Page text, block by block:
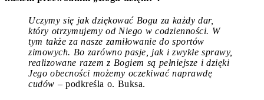
Uczymy się jak dziękować Bogu za każdy dar,
który otrzymujemy od Niego w codzienności. W
tym także za nasze zamiłowanie do sportów
zimowych. Bo zarówno pasje, jak i zwykłe sprawy,
realizowane razem z Bogiem są pełniejsze i dzięki
Jego obecności możemy oczekiwać naprawdę
cudów – podkreśla o. Buksa.